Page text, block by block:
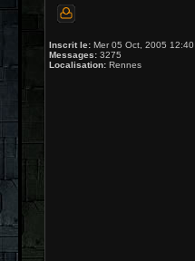
Inscrit le: Mer 05 Oct, 2005 12:40
Messages: 3275
Localisation: Rennes